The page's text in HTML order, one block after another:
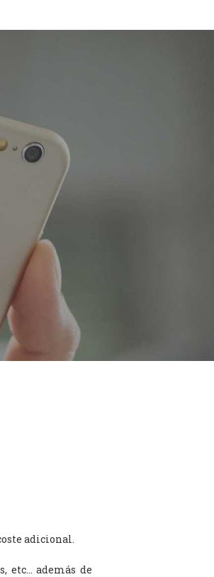
adicional.
etc… además de